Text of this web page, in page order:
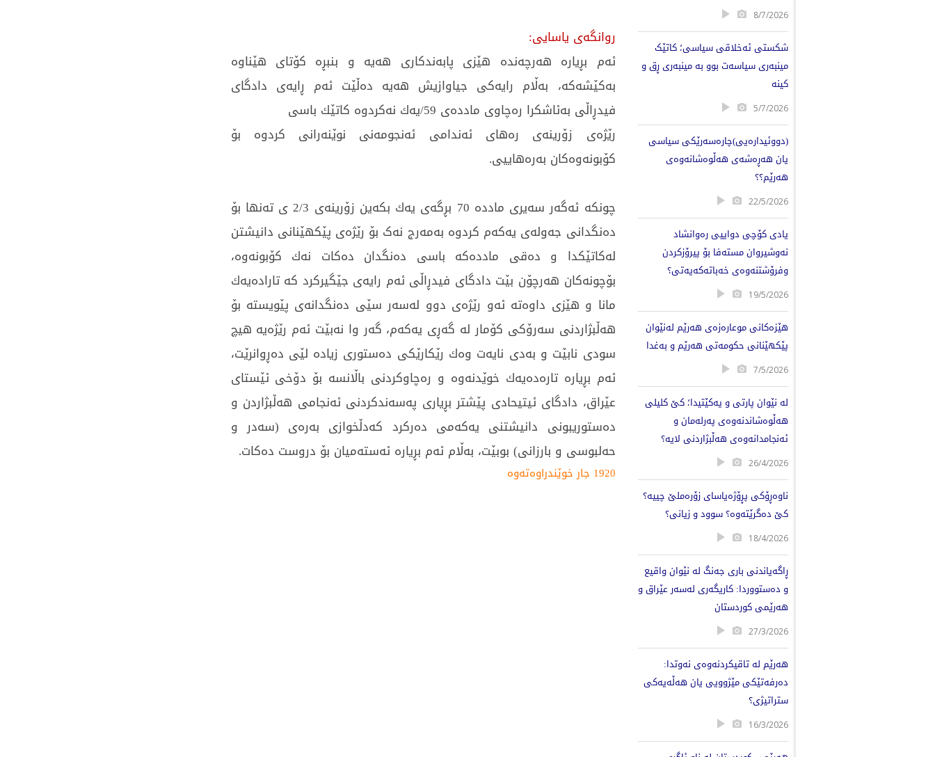
8/7/2026
شکستی ئەخلاقی سیاسی؛ کاتێک
مینبەری سیاسەت بوو بە مینبەری ڕق و
کینە
5/7/2026
(دووئیدارەیی)چارەسەرێکی سیاسی
یان هەڕەشەی هەڵوەشانەوەی
هەرێم؟؟
22/5/2026
یادی كۆچی دواییی رەوانشاد
نەوشیروان مستەفا بۆ پیرۆزكردن
وفرۆشتنەوەی خەباتەكەیەتی؟
19/5/2026
هێزەکانی موعارەزەی هەرێم لەنێوان
پێکهێنانی حکومەتی هەرێم و بەغدا
7/5/2026
لە نێوان پارتی و یەکێتیدا؛ کێ کلیلی
هەڵوەشاندنەوەی پەرلەمان و
ئەنجامدانەوەی هەڵبژاردنی لایە؟
26/4/2026
ناوەڕۆکی پڕۆژەیاسای زۆرەملێ چییە؟
کێ دەگرێتەوە؟ سوود و زیانی؟
18/4/2026
ڕاگەیاندنی باری جەنگ لە نێوان واقیع
و دەستووردا: کاریگەری لەسەر عێراق و
هەرێمی کوردستان
27/3/2026
هەرێم لە تاقیکردنەوەی نەوتدا:
دەرفەتێکی مێژوویی یان هەڵەیەکی
ستراتیژی؟
16/3/2026
روانگەی یاسایی:
ئەم بڕیارە هەرچەندە هێزی پابەندكاری هەیە و بنبڕە كۆتای هێناوە
بەكێشەكە، بەڵام رایەكی جیاوازیش هەیە دەڵێت ئەم ڕایەی دادگای
فیدڕاڵی بەئاشکرا رەچاوی ماددەی 59/یەك نەكردوە كاتێك باسی
رێژەی زۆرینەی رەهای ئەندامی ئەنجومەنی نوێنەرانی كردوە بۆ
كۆبونەوەكان بەرەهاییی.
چونکە ئەگەر سەیری ماددە 70 بڕگەی یەك بکەین زۆرینەی 2/3 ی تەنها بۆ
دەنگدانی جەولەی یەکەم کردوە بەمەرج نەک بۆ رێژەی پێكهێنانی دانیشتن
لەكاتێكدا و دەقی ماددەکە باسی دەنگدان دەكات نەك كۆبونەوە،
بۆچونەكان هەرچۆن بێت دادگای فیدڕاڵی ئەم رایەی جێگیركرد كە تارادەیەك
مانا و هێزی داوەتە ئەو رێژەی دوو لەسەر سێی دەنگدانەی پێویستە بۆ
هەڵبژاردنی سەرۆكی كۆمار لە گەڕی یەكەم، گەر وا نەبێت ئەم رێژەیە هیچ
سودی نابێت و بەدی نایەت وەك رێكارێكی دەستوری زیادە لێی دەڕوانرێت،
ئەم بڕیارە تارەدەیەك خوێدنەوە و رەچاوكردنی باڵانسە بۆ دۆخی ئێستای
عێراق، دادگای ئیتیحادی پێشتر بڕیاری پەسەندكردنی ئەنجامی هەڵبژاردن و
دەستوریبونی دانیشتنی یەكەمی دەركرد كەدڵخوازی بەرەی (سەدر و
حەلبوسی و بارزانی) بوبێت، بەڵام ئەم بڕیارە ئەستەمیان بۆ دروست دەكات.
1920 جار خوێندراوەتەوە